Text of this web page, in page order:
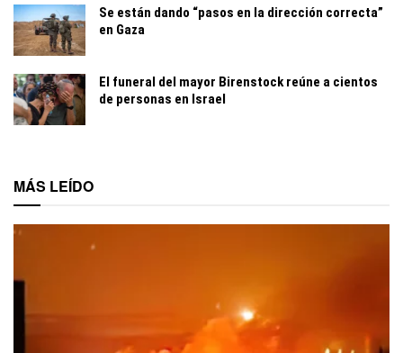
Se están dando “pasos en la dirección correcta”
en Gaza
El funeral del mayor Birenstock reúne a cientos
de personas en Israel
MÁS LEÍDO